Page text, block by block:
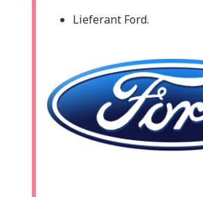
Lieferant Ford.